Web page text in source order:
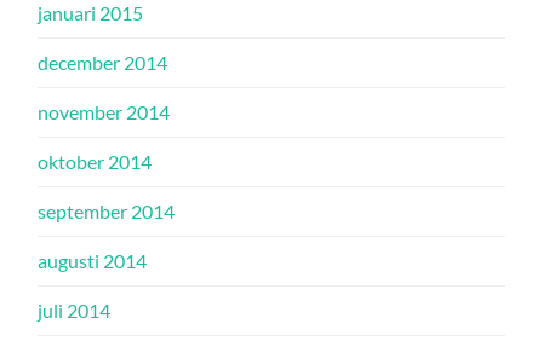
januari 2015
december 2014
november 2014
oktober 2014
september 2014
augusti 2014
juli 2014